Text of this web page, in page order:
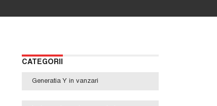
CATEGORII
Generatia Y in vanzari